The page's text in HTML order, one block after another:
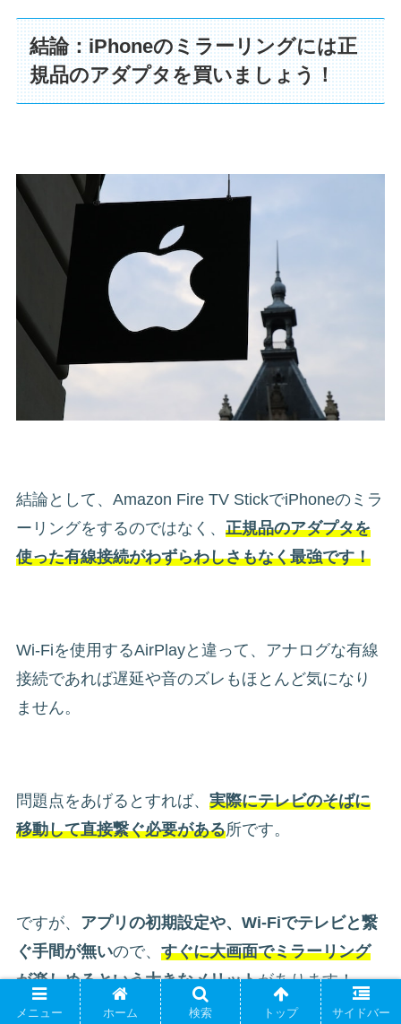
結論：iPhoneのミラーリングには正
規品のアダプタを買いましょう！
結論として、Amazon Fire TV StickでiPhoneのミラ
ーリングをするのではなく、 正規品のアダプタを
使った有線接続がわずらわしさもなく最強です！
Wi-Fiを使用するAirPlayと違って、アナログな有線
接続であれば遅延や音のズレもほとんど気になり
ません。
問題点をあげるとすれば、 実際にテレビのそばに
移動して直接繋ぐ必要がある所です。
ですが、 アプリの初期設定や、Wi-Fiでテレビと繋
ぐ手間が無いので、 すぐに大画面でミラーリング
が楽しめるという大きなメリットがあります！
メニュー ホーム 検索 トップ サイドバー